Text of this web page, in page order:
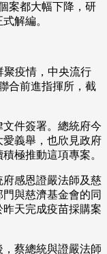
案都大幅下降，研
解編。
聚疫情，中央流行
合前進指揮所，截
件簽署。總統府今
義舉，也欣見政府
極推動這項專案。
感恩證嚴法師及慈
與慈濟基金會的同
天完成疫苗採購案
蔡總統與證嚴法師